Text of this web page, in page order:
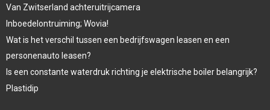
Van Zwitserland achteruitrijcamera
Inboedelontruiming; Wovia!
Wat is het verschil tussen een bedrijfswagen leasen en een
personenauto leasen?
Is een constante waterdruk richting je elektrische boiler belangrijk?
Plastidip